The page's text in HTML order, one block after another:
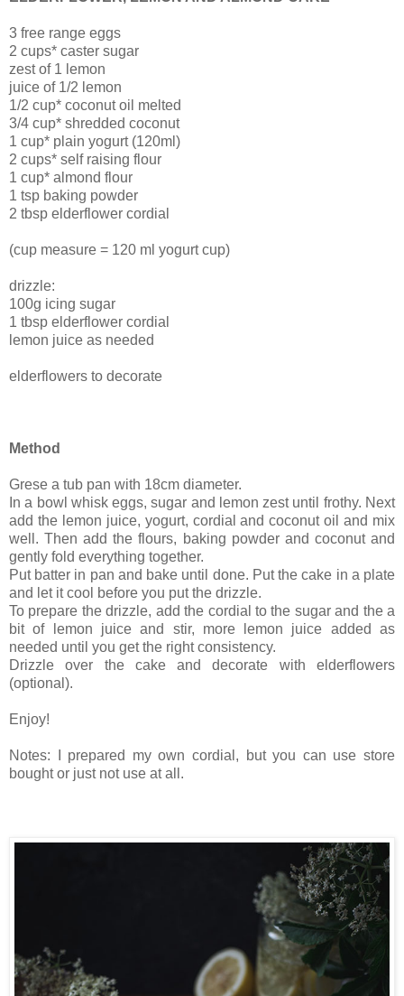
3 free range eggs
2 cups* caster sugar
zest of 1 lemon
juice of 1/2 lemon
1/2 cup* coconut oil melted
3/4 cup* shredded coconut
1 cup* plain yogurt (120ml)
2 cups* self raising flour
1 cup* almond flour
1 tsp baking powder
2 tbsp elderflower cordial
(cup measure = 120 ml yogurt cup)
drizzle:
100g icing sugar
1 tbsp elderflower cordial
lemon juice as needed
elderflowers to decorate
Method
Grese a tub pan with 18cm diameter.
In a bowl whisk eggs, sugar and lemon zest until frothy. Next
add the lemon juice, yogurt, cordial and coconut oil and mix
well. Then add the flours, baking powder and coconut and
gently fold everything together.
Put batter in pan and bake until done. Put the cake in a plate
and let it cool before you put the drizzle.
To prepare the drizzle, add the cordial to the sugar and the a
bit of lemon juice and stir, more lemon juice added as
needed until you get the right consistency.
Drizzle over the cake and decorate with elderflowers
(optional).
Enjoy!
Notes: I prepared my own cordial, but you can use store
bought or just not use at all.